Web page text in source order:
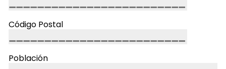
Código Postal
Población